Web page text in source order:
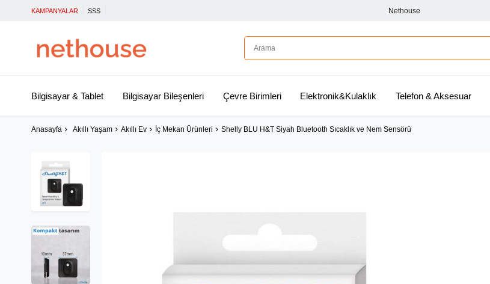
KAMPANYALAR SSS Nethouse
Bilgisayar & Tablet Bilgisayar Bileşenleri Çevre Birimleri Elektronik&Kulaklık Telefon & Aksesuar
Anasayfa Akıllı Yaşam Akıllı Ev İç Mekan Ürünleri Shelly BLU H&T Siyah Bluetooth Sıcaklık ve Nem Sensörü